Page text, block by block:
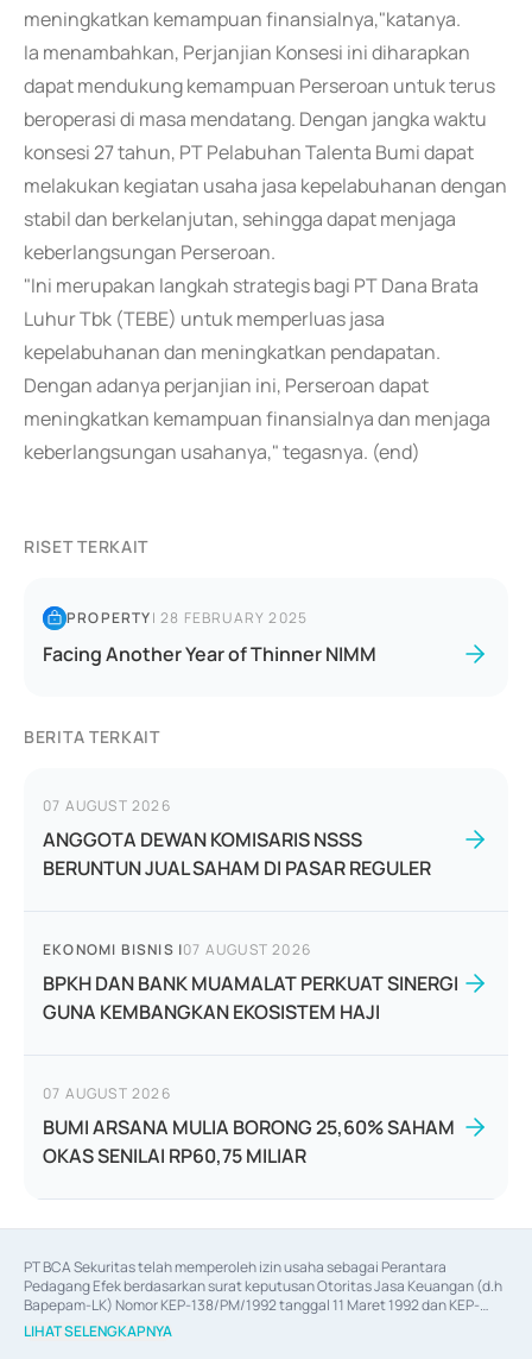
meningkatkan kemampuan finansialnya,"katanya.
Ia menambahkan, Perjanjian Konsesi ini diharapkan
dapat mendukung kemampuan Perseroan untuk terus
beroperasi di masa mendatang. Dengan jangka waktu
konsesi 27 tahun, PT Pelabuhan Talenta Bumi dapat
melakukan kegiatan usaha jasa kepelabuhanan dengan
stabil dan berkelanjutan, sehingga dapat menjaga
keberlangsungan Perseroan.
"Ini merupakan langkah strategis bagi PT Dana Brata
Luhur Tbk (TEBE) untuk memperluas jasa
kepelabuhanan dan meningkatkan pendapatan.
Dengan adanya perjanjian ini, Perseroan dapat
meningkatkan kemampuan finansialnya dan menjaga
keberlangsungan usahanya," tegasnya. (end)
RISET TERKAIT
PROPERTY|28 FEBRUARY 2025
Facing Another Year of Thinner NIMM
BERITA TERKAIT
07 AUGUST 2026
ANGGOTA DEWAN KOMISARIS NSSS
BERUNTUN JUAL SAHAM DI PASAR REGULER
EKONOMI BISNIS |07 AUGUST 2026
BPKH DAN BANK MUAMALAT PERKUAT SINERGI
GUNA KEMBANGKAN EKOSISTEM HAJI
07 AUGUST 2026
BUMI ARSANA MULIA BORONG 25,60% SAHAM
OKAS SENILAI RP60,75 MILIAR
PT BCA Sekuritas telah memperoleh izin usaha sebagai Perantara
Pedagang Efek berdasarkan surat keputusan Otoritas Jasa Keuangan (d.h
Bapepam-LK) Nomor KEP-138/PM/1992 tanggal 11 Maret 1992 dan KEP-
06/D.04/2014 tanggal 28 Februari 2014, izin usaha sebagai Penjamin Emisi
Efek berdasarkan surat keputusan Otoritas Jasa Keuangan Nomor KEP-
LIHAT SELENGKAPNYA